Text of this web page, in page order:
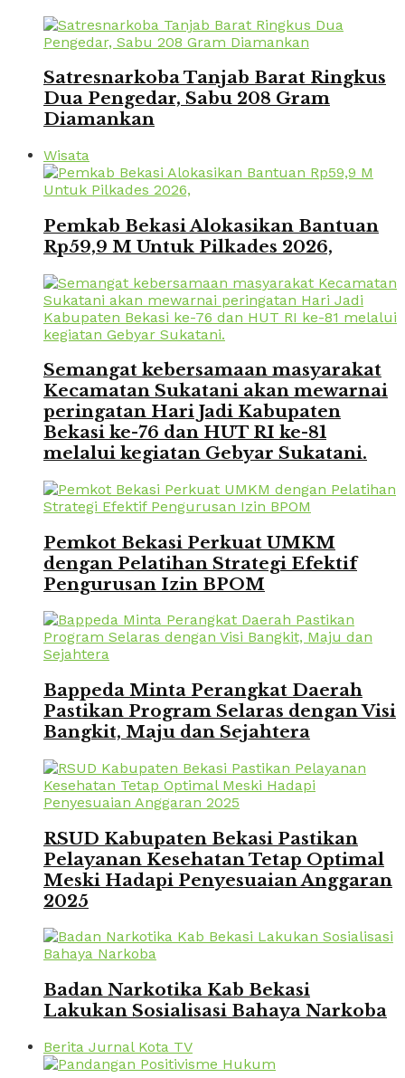
Satresnarkoba Tanjab Barat Ringkus
Dua Pengedar, Sabu 208 Gram
Diamankan
Wisata
Pemkab Bekasi Alokasikan Bantuan
Rp59,9 M Untuk Pilkades 2026,
Semangat kebersamaan masyarakat
Kecamatan Sukatani akan mewarnai
peringatan Hari Jadi Kabupaten
Bekasi ke-76 dan HUT RI ke-81
melalui kegiatan Gebyar Sukatani.
Pemkot Bekasi Perkuat UMKM
dengan Pelatihan Strategi Efektif
Pengurusan Izin BPOM
Bappeda Minta Perangkat Daerah
Pastikan Program Selaras dengan Visi
Bangkit, Maju dan Sejahtera
RSUD Kabupaten Bekasi Pastikan
Pelayanan Kesehatan Tetap Optimal
Meski Hadapi Penyesuaian Anggaran
2025
Badan Narkotika Kab Bekasi
Lakukan Sosialisasi Bahaya Narkoba
Berita Jurnal Kota TV